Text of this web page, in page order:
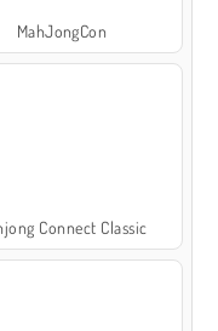
MahJongCon
Connect Classic